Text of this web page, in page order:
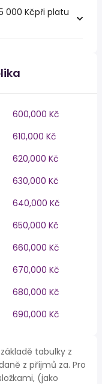
000 Kčpři platu
600,000 Kč
610,000 Kč
620,000 Kč
630,000 Kč
640,000 Kč
650,000 Kč
660,000 Kč
670,000 Kč
680,000 Kč
690,000 Kč
tabulky z
z příjmů za. Pro
(jako